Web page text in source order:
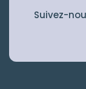
Suivez-